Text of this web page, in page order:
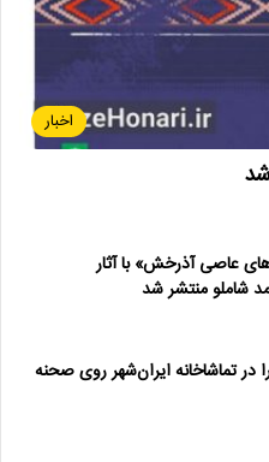
اخبار
عاصی آذرخش» با آثار
شاملو منتشر شد
در تماشاخانه ایران‌شهر روی صحنه